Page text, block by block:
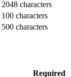
2048 characters
100 characters
500 characters
Required